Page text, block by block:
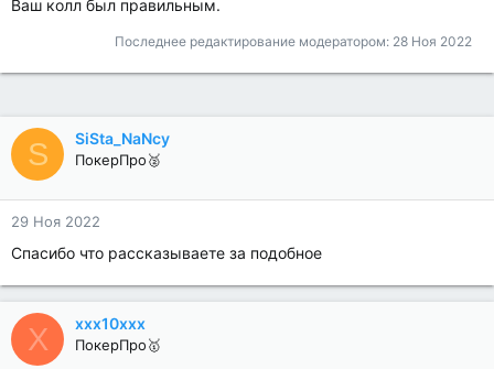
Ваш колл был правильным.
Последнее редактирование модератором: 28 Ноя 2022
S SiSta_NaNcy
ПокерПро🥈
29 Ноя 2022
Спасибо что рассказываете за подобное
X xxx10xxx
ПокерПро🥇